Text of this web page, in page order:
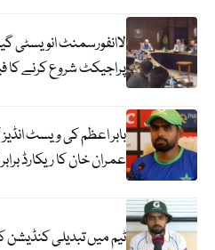
لاانفورسمنٹ انویسٹی
پراجیکٹ شروع کرنے کا
بابر اعظم کی ویسٹ
عمران خان کا ریکارڈ برابر
ٹیم میں تبدیلی کنڈیشن